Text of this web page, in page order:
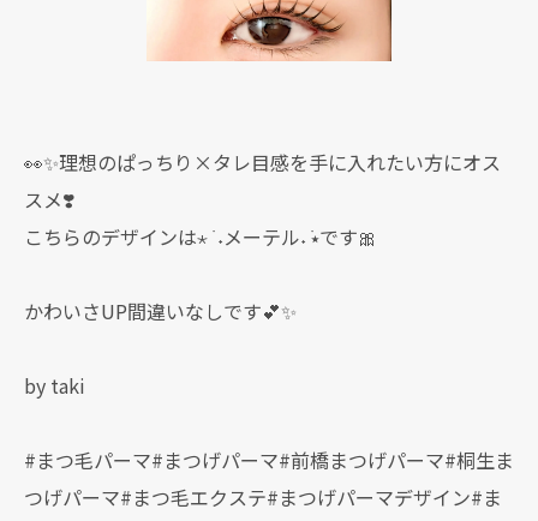
👀✨理想のぱっちり×タレ目感を手に入れたい方にオス
スメ❣️
こちらのデザインは⋆ ࣪ ˖メーテル˖ ࣪⭑です🎀
かわいさUP間違いなしです💕✨
by taki
#まつ毛パーマ#まつげパーマ#前橋まつげパーマ#桐生ま
つげパーマ#まつ毛エクステ#まつげパーマデザイン#ま